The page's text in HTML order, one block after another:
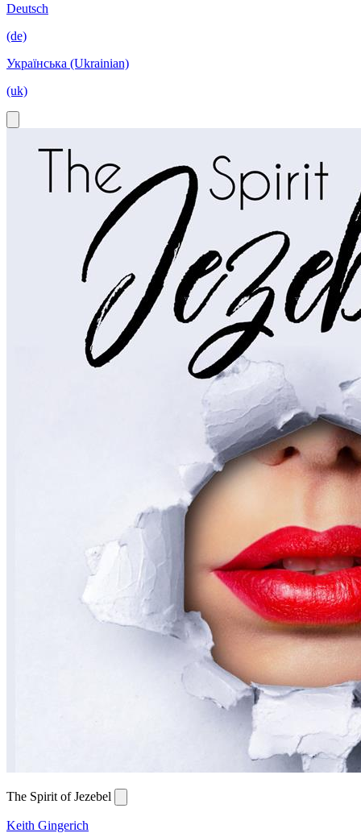
Deutsch
(de)
Українська (Ukrainian)
(uk)
The Spirit of Jezebel
Keith Gingerich